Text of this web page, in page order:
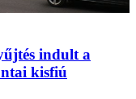
indult a
kisfiú